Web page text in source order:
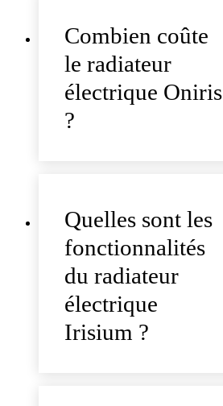
Combien coûte
le radiateur
électrique Oniris
?
Quelles sont les
fonctionnalités
du radiateur
électrique
Irisium ?